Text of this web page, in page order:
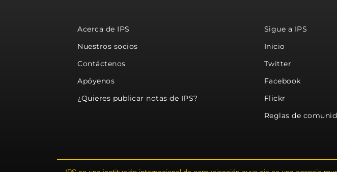
Acerca de IPS
Nuestros socios
Contáctenos
Apóyenos
¿Quieres publicar notas de IPS?
Sigue a IPS
Inicio
Twitter
Facebook
Flickr
Reglas de